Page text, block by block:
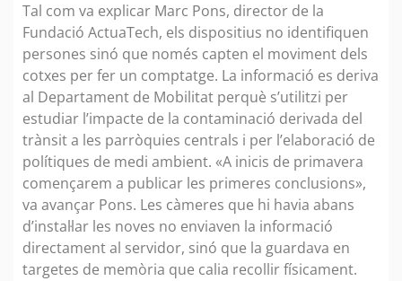
Tal com va explicar Marc Pons, director de la
Fundació ActuaTech, els dispositius no identifiquen
persones sinó que només capten el moviment dels
cotxes per fer un comptatge. La informació es deriva
al Departament de Mobilitat perquè s’utilitzi per
estudiar l’impacte de la contaminació derivada del
trànsit a les parròquies centrals i per l’elaboració de
polítiques de medi ambient. «A inicis de primavera
començarem a publicar les primeres conclusions»,
va avançar Pons. Les càmeres que hi havia abans
d’instal·lar les noves no enviaven la informació
directament al servidor, sinó que la guardava en
targetes de memòria que calia recollir físicament.